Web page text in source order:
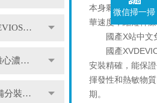
SOIL係列XVDEVIOS最新版APP下载
Mars係列真空離心濃縮儀
FQ係列微球製備分裝係統
本身剩留在凍結
華速度，縮短幹
國產X站中文免
國產
安裝精確，能保
揮發性和熱敏物
期。
微信掃一掃